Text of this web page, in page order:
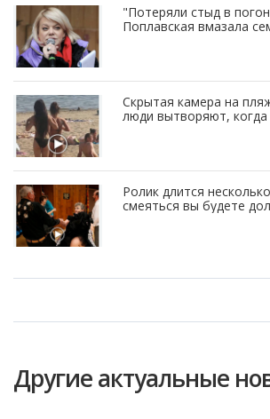
"Потеряли стыд в
Поплавская вмазала
Скрытая камера на
люди вытворяют, когда
Ролик длится
смеяться вы будете
Другие актуальные